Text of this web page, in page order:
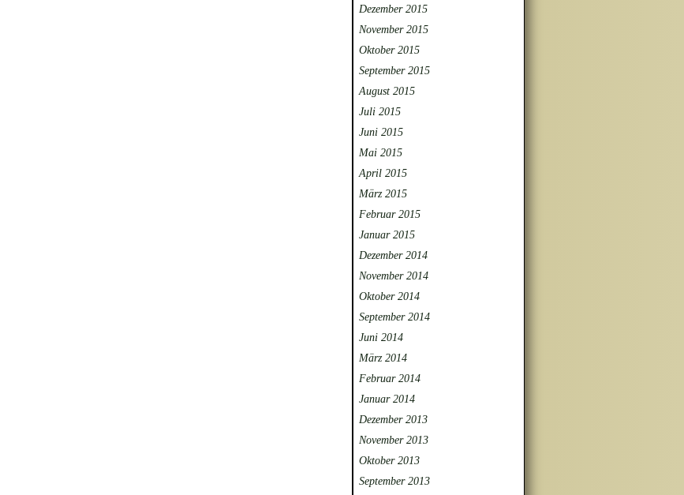
Dezember 2015
November 2015
Oktober 2015
September 2015
August 2015
Juli 2015
Juni 2015
Mai 2015
April 2015
März 2015
Februar 2015
Januar 2015
Dezember 2014
November 2014
Oktober 2014
September 2014
Juni 2014
März 2014
Februar 2014
Januar 2014
Dezember 2013
November 2013
Oktober 2013
September 2013